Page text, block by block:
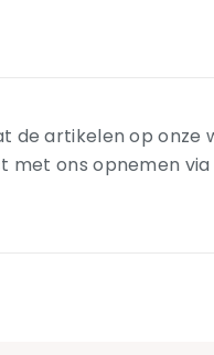
de artikelen op
ons opnemen